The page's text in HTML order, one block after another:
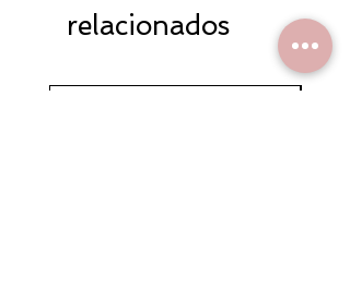
relacionados